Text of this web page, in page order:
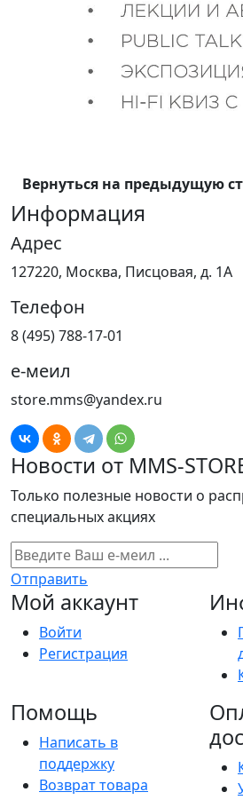
Вернуться на предыдущую
Информация
Адрес
127220, Москва, Писцовая, д. 1А
Телефон
8 (495) 788-17-01
е-меил
store.mms@yandex.ru
Новости от MMS-
Только полезные новости о
специальных акциях
Отправить
Мой аккаунт
Войти
Регистрация
Помощь
Написать в
поддержку
Возврат товара